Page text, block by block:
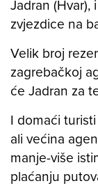
Jadran
zvjezdice na
Velik broj
zagrebačkoj
će Jadran za
I domaći
ali većina
manje-više
plaćanju